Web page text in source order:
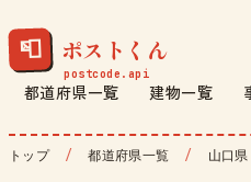
📮 ポストくん
都道府県一覧 建物一覧
トップ 都道府県一覧 山口県